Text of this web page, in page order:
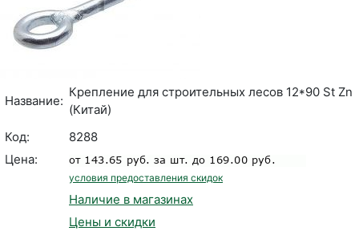
Название:
Крепление для строительных лесов 12*90 St Zn
(Китай)
Код:
8288
Цена:
условия предоставления скидок
Наличие в магазинах
Цены и скидки